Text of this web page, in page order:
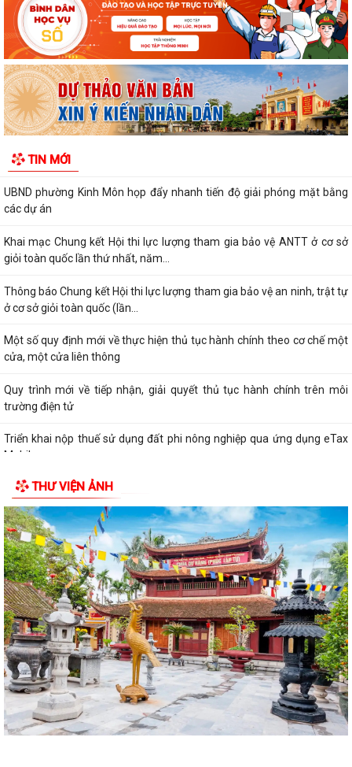
TIN MỚI
Tổng Bí thư, Chủ tịch nước Tô Lâm lên đường thăm cấp Nhà nước tới
Australia và New Zealand
PHƯỜNG KINH MÔN: HỖ TRỢ LƯU ĐỘNG CÀI ĐẶT, SỬ DỤNG ETAX
MOBILE VÀ NỘP THUẾ ĐẤT PHI NÔNG NGHIỆP
Đội tuyển Hải Phòng đoạt giải A Hội thi lực lượng tham gia bảo vệ an
ninh, trật tự ở cơ sở giỏi...
KINH MÔN: SÔI NỔI CHƯƠNG TRÌNH ENGLISH FESTIVAL 2026
UBND phường Kinh Môn họp đẩy nhanh tiến độ giải phóng mặt bằng
các dự án
Khai mạc Chung kết Hội thi lực lượng tham gia bảo vệ ANTT ở cơ sở
giỏi toàn quốc lần thứ nhất, năm...
Thông báo Chung kết Hội thi lực lượng tham gia bảo vệ an ninh, trật tự
ở cơ sở giỏi toàn quốc (lần...
Một số quy định mới về thực hiện thủ tục hành chính theo cơ chế một
cửa, một cửa liên thông
Quy trình mới về tiếp nhận, giải quyết thủ tục hành chính trên môi
trường điện tử
Triển khai nộp thuế sử dụng đất phi nông nghiệp qua ứng dụng eTax
Mobile
Hướng dẫn cài đặt và sử dụng, nộp thuế qua dụng ứng dụng eTax
Mobile
HẢI PHÒNG THU PHÍ 0 ĐỒNG ĐỐI VỚI 4 LỆ PHÍ VÀ 7 LOẠI PHÍ KHI THỰC
HIỆN THỦ TỤC HÀNH CHÍNH TRỰC TUYẾN
Thông báo về việc niêm yết công khai kết quả triển khai Nghị quyết
04/2026/NQ-HĐND ngày 20/4/2026...
THÔNG BÁO CỦA TRẠM Y TẾ PHƯỜNG KINH MÔN Về việc lập danh
sách những phụ nữ sinh con thứ hai trước...
PHƯỜNG KINH MÔN TUYÊN TRUYỀN, HƯỚNG DẪN NGƯỜI DÂN
CHUYỂN ĐỔI THIẾT BỊ, SIM 4G/5G TRƯỚC KHI NGỪNG...
PHƯỜNG KINH MÔN TRIỂN KHAI KẾ HOẠCH THU THUẾ SỬ DỤNG ĐẤT
THƯ VIỆN ẢNH